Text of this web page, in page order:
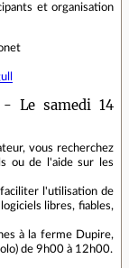
et organisation
- Le samedi 14
vous recherchez
ou de l'aide sur les
faciliter l'utilisation de
libres, fiables,
à la ferme Dupire,
de 9h00 à 12h00.